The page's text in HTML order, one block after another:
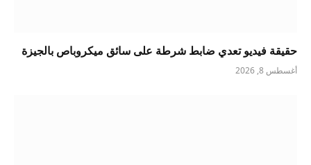
حقيقة فيديو تعدي ضابط شرطة على سائق ميكروباص بالجيزة
أغسطس 8, 2026